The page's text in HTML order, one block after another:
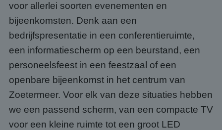
voor allerlei soorten evenementen en
bijeenkomsten. Denk aan een
bedrijfspresentatie in een conferentieruimte,
een informatiescherm op een beurstand, een
personeelsfeest in een feestzaal of een
openbare bijeenkomst in het centrum van
Zoetermeer. Voor elk van deze situaties hebben
we een passend scherm, van een compacte TV
voor een kleine ruimte tot een groot LED